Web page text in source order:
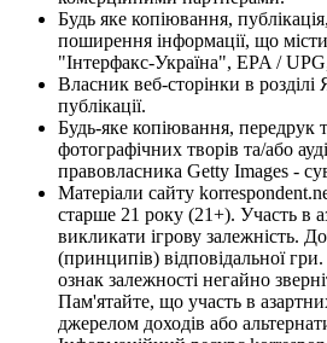
Будь яке копіювання,
поширення інформації, що
"Інтерфакс-Україна", EPA /
Власник веб-сторінки в
публікації.
Будь-яке копіювання, передрук
фотографічних творів та/або
правовласника Getty Images -
Матеріали сайту
старше 21 року (21+). Участь в
викликати ігрову залежність.
(принципів) відповідальної
ознак залежності негайно
Пам'ятайте, що участь в
джерелом доходів або